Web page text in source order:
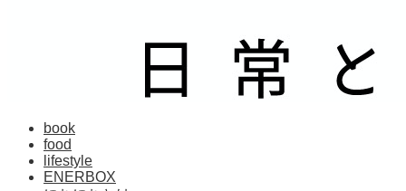
book
food
lifestyle
ENERBOX